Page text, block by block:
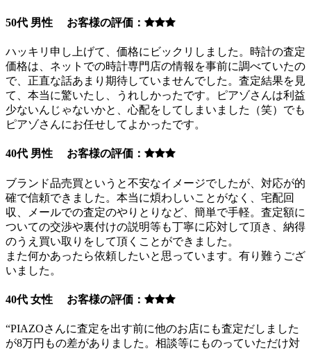
50代 男性 お客様の評価：
ハッキリ申し上げて、価格にビックリしました。時計の査定
価格は、ネットでの時計専門店の情報を事前に調べていたの
で、正直な話あまり期待していませんでした。査定結果を見
て、本当に驚いたし、うれしかったです。ピアゾさんは利益
少ないんじゃないかと、心配をしてしまいました（笑）でも
ピアゾさんにお任せしてよかったです。
40代 男性 お客様の評価：
ブランド品売買というと不安なイメージでしたが、対応が的
確で信頼できました。本当に煩わしいことがなく、宅配回
収、メールでの査定のやりとりなど、簡単で手軽。査定額に
ついての交渉や裏付けの説明等も丁寧に応対して頂き、納得
のうえ買い取りをして頂くことができました。
また何かあったら依頼したいと思っています。有り難うござ
いました。
40代 女性 お客様の評価：
“PIAZOさんに査定を出す前に他のお店にも査定だしました
が8万円もの差がありました。相談等にものっていただけ対